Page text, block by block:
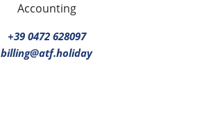
Accounting
+39 0472 628097
billing@atf.holiday